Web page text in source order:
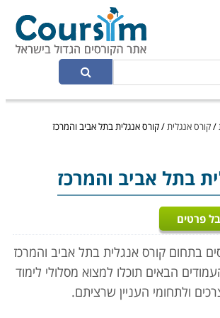
/קורס אנגלית/קורס אנגלית בתל אביב והמרכז
בתל אביב והמרכז
פרטים
בתחום קורס אנגלית בתל אביב והמרכז
הבאים תוכלו למצוא מסלולי לימוד
ולתחומי העניין שרציתם.